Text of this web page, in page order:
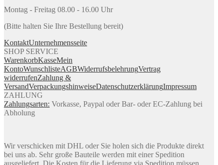
Montag - Freitag 08.00 - 16.00 Uhr
(Bitte halten Sie Ihre Bestellung bereit)
KontaktUnternehmensseite
SHOP SERVICE
WarenkorbKasseMein
KontoWunschlisteAGBWiderrufsbelehrungVertrag
widerrufenZahlung &
VersandVerpackungshinweiseDatenschutzerklärungImpressum
ZAHLUNG
Zahlungsarten: Vorkasse, Paypal oder Bar- oder EC-Zahlung bei
Abholung
Wir verschicken mit DHL oder Sie holen sich die Produkte direkt
bei uns ab. Sehr große Bauteile werden mit einer Spedition
ausgeliefert. Die Kosten für die Lieferung via Spedition müssen